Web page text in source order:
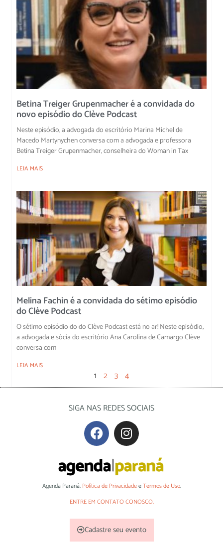
Betina Treiger Grupenmacher é a convidada do
novo episódio do Clève Podcast
Neste episódio, a advogada do escritório Marina Michel de
Macedo Martynychen conversa com a advogada e professora
Betina Treiger Grupenmacher, conselheira do Woman in Tax
LEIA MAIS
Melina Fachin é a convidada do sétimo episódio
do Clève Podcast
O sétimo episódio do do Clève Podcast está no ar! Neste episódio,
a advogada e sócia do escritório Ana Carolina de Camargo Clève
conversa com
LEIA MAIS
1 2 3 4
SIGA NAS REDES SOCIAIS
Agenda Paraná. Política de PrivacidadeeTermos de Uso.
ENTRE EM CONTATO CONOSCO.
Cadastre seu evento